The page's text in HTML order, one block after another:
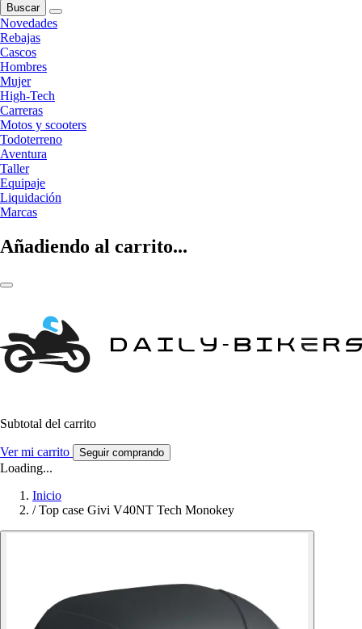
Buscar
Novedades
Rebajas
Cascos
Hombres
Mujer
High-Tech
Carreras
Motos y scooters
Todoterreno
Aventura
Taller
Equipaje
Liquidación
Marcas
Añadiendo al carrito...
Subtotal del carrito
Ver mi carrito Seguir comprando
Loading...
Inicio
/ Top case Givi V40NT Tech Monokey